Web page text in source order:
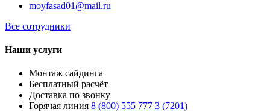
moyfasad01@mail.ru
Все сотрудники
Наши услуги
Монтаж сайдинга
Бесплатный расчёт
Доставка по звонку
Горячая линия 8 (800) 555 777 3 (7201)